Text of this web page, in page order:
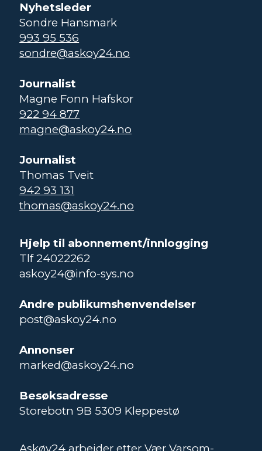
Nyhetsleder
Sondre Hansmark
993 95 536
sondre@askoy24.no
Journalist
Magne Fonn Hafskor
922 94 877
magne@askoy24.no
Journalist
Thomas Tveit
942 93 131
thomas@askoy24.no
Hjelp til abonnement/innlogging
Tlf 24022262
askoy24@info-sys.no
Andre publikumshenvendelser
post@askoy24.no
Annonser
marked@askoy24.no
Besøksadresse
Storebotn 9B 5309 Kleppestø
Askøy24 arbeider etter Vær Varsom-